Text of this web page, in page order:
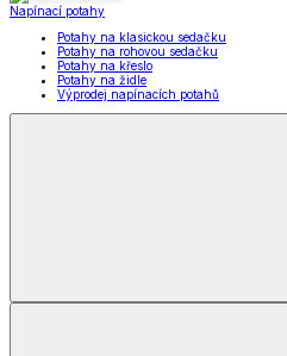
Napínací potahy
Potahy na klasickou sedačku
Potahy na rohovou sedačku
Potahy na křeslo
Potahy na židle
Výprodej napínacích potahů